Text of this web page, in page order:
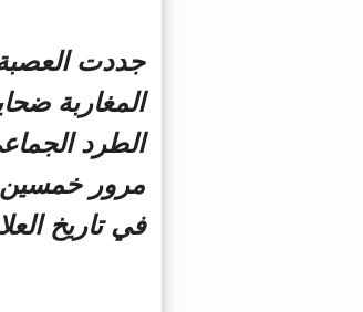
جددت
المغاربة
مرور خمسين
في تاريخ